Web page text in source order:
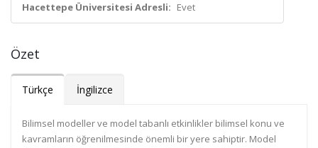
Hacettepe Üniversitesi Adresli: Evet
Özet
Türkçe İngilizce
Bilimsel modeller ve model tabanlı etkinlikler bilimsel konu ve
kavramların öğrenilmesinde önemli bir yere sahiptir. Model